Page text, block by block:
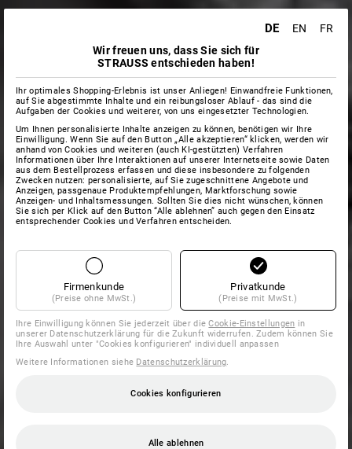
DE EN
FR
Wir freuen uns, dass Sie sich für
STRAUSS entschieden haben!
Ihr optimales Shopping-Erlebnis ist unser Anliegen! Einwandfreie Funktionen,
auf Sie abgestimmte Inhalte und ein reibungsloser Ablauf - das sind die
Aufgaben der Cookies und weiterer, von uns eingesetzter Technologien.
Um Ihnen personalisierte Inhalte anzeigen zu können, benötigen wir Ihre
Einwilligung. Wenn Sie auf den Button „Alle akzeptieren“ klicken, werden wir
anhand von Cookies und weiteren (auch KI-gestützten) Verfahren
Informationen über Ihre Interaktionen auf unserer Internetseite sowie Daten
aus dem Bestellprozess erfassen und diese insbesondere zu folgenden
Zwecken nutzen: personalisierte, auf Sie zugeschnittene Angebote und
Anzeigen, passgenaue Produktempfehlungen, Marktforschung sowie
Anzeigen- und Inhaltsmessungen. Sollten Sie dies nicht wünschen, können
Sie sich per Klick auf den Button “Alle ablehnen” auch gegen den Einsatz
entsprechender Cookies und Verfahren entscheiden.
Firmenkunde
(Preise ohne MwSt.)
Privatkunde
(Preise mit MwSt.)
Ihre Einwilligung können Sie jederzeit über dieCookie-Einstellungen in
unserer Datenschutzerklärung für die Zukunft widerrufen. Zudem können Sie
Ihre Auswahl unter "Cookies konfigurieren" individuell anpassen
Weitere Informationen siehe Datenschutzerklärung.
Cookies konfigurieren
Alle ablehnen